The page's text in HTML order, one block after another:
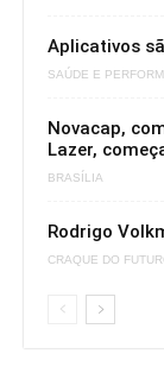
Aplicativos
SAÚDE E
Novacap,
Lazer,
BRASÍLIA
Rodrigo
CRAQUE DO